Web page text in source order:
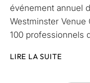
événement annuel
Westminster
100 professionnels
LIRE LA SUITE